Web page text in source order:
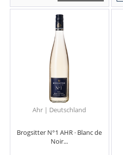
Ahr | Deutschland
Brogsitter N°1 AHR · Blanc de
Noir...